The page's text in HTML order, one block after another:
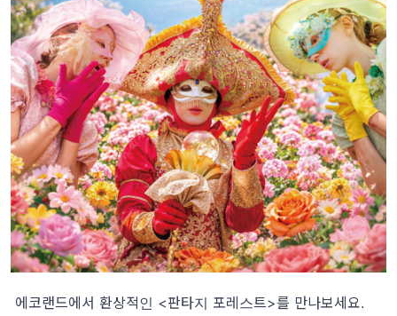
에코랜드에서 환상적인 <판타지 포레스트>를 만나보세요.